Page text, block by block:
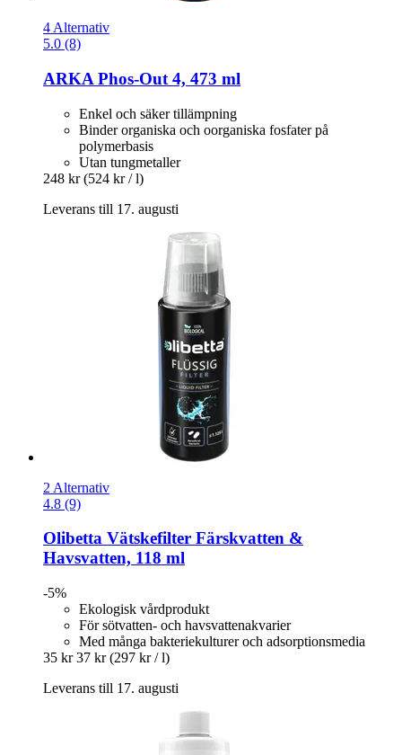
4 Alternativ
5.0 (8)
ARKA Phos-​Out 4, 473 ml
Enkel och säker tillämpning
Binder organiska och oorganiska fosfater på
polymerbasis
Utan tungmetaller
248 kr (524 kr / l)
Leverans till 17. augusti
2 Alternativ
4.8 (9)
Olibetta Vätskefilter Färskvatten &
Havsvatten, 118 ml
-5%
Ekologisk vårdprodukt
För sötvatten- och havsvattenakvarier
Med många bakteriekulturer och adsorptionsmedia
35 kr 37 kr (297 kr / l)
Leverans till 17. augusti